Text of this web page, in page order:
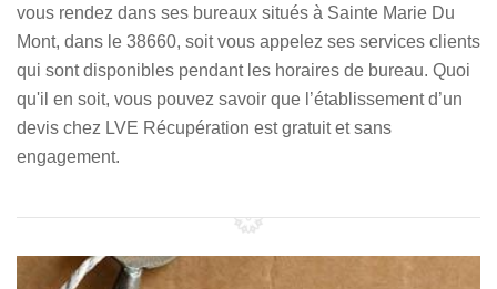
vous rendez dans ses bureaux situés à Sainte Marie Du
Mont, dans le 38660, soit vous appelez ses services clients
qui sont disponibles pendant les horaires de bureau. Quoi
qu'il en soit, vous pouvez savoir que l’établissement d’un
devis chez LVE Récupération est gratuit et sans
engagement.